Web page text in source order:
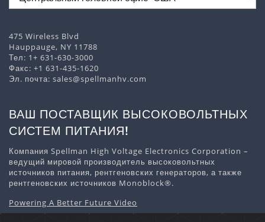
475 Wireless Blvd
Hauppauge, NY 11788
Тел: 1+ 631-630-3000
Факс: +1 631-435-1620
Эл. почта: sales@spellmanhv.com
ВАШ ПОСТАВЩИК ВЫСОКОВОЛЬТНЫХ
СИСТЕМ ПИТАНИЯ!
Компания Spellman High Voltage Electronics Corporation –
ведущий мировой производитель высоковольтных
источников питания, рентгеновских генераторов, а также
рентгеновских источников Monoblock®.
Powering A Better Future Video